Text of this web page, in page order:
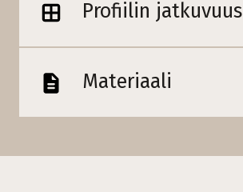
Profiilin jatkuvuus
Materiaali